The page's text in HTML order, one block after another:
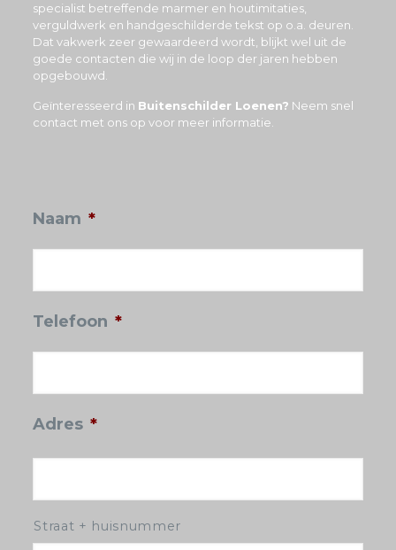
specialist betreffende marmer en houtimitaties,
verguldwerk en handgeschilderde tekst op o.a. deuren.
Dat vakwerk zeer gewaardeerd wordt, blijkt wel uit de
goede contacten die wij in de loop der jaren hebben
opgebouwd.
Geïnteresseerd in Buitenschilder Loenen? Neem snel
contact met ons op voor meer informatie.
Naam *
Telefoon *
Adres *
Straat + huisnummer